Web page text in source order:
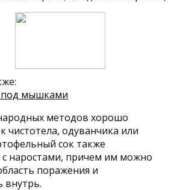
мышками
методов хорошо
чистотела, одуванчика или
сок также
с наростами, причем им можно
поражения и
внутрь.